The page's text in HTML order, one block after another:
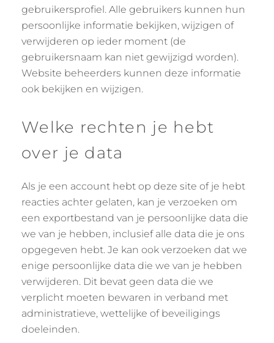
gebruikersprofiel. Alle gebruikers kunnen hun
persoonlijke informatie bekijken, wijzigen of
verwijderen op ieder moment (de
gebruikersnaam kan niet gewijzigd worden).
Website beheerders kunnen deze informatie
ook bekijken en wijzigen.
Welke rechten je hebt
over je data
Als je een account hebt op deze site of je hebt
reacties achter gelaten, kan je verzoeken om
een exportbestand van je persoonlijke data die
we van je hebben, inclusief alle data die je ons
opgegeven hebt. Je kan ook verzoeken dat we
enige persoonlijke data die we van je hebben
verwijderen. Dit bevat geen data die we
verplicht moeten bewaren in verband met
administratieve, wettelijke of beveiligings
doeleinden.